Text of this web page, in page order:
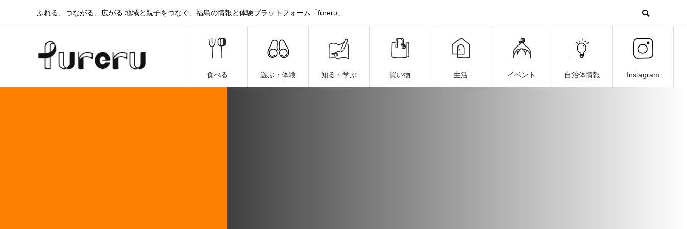
ふれる、つながる、広がる 地域と親子をつなぐ、福島の情報と体験プラットフォーム「fureru」
食べる 遊ぶ・体験 知る・学ぶ 買い物 生活 イベント 自治体情報 Instagram